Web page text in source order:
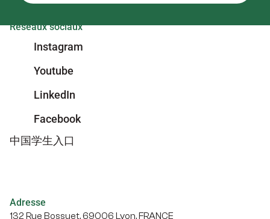
Réseaux sociaux
Instagram
Youtube
LinkedIn
Facebook
中国学生入口
Adresse
132 Rue Bossuet, 69006 Lyon, FRANCE